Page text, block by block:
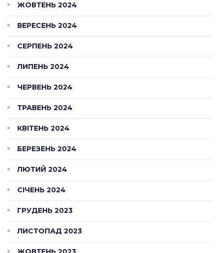
ЖОВТЕНЬ 2024
ВЕРЕСЕНЬ 2024
СЕРПЕНЬ 2024
ЛИПЕНЬ 2024
ЧЕРВЕНЬ 2024
ТРАВЕНЬ 2024
КВІТЕНЬ 2024
БЕРЕЗЕНЬ 2024
ЛЮТИЙ 2024
СІЧЕНЬ 2024
ГРУДЕНЬ 2023
ЛИСТОПАД 2023